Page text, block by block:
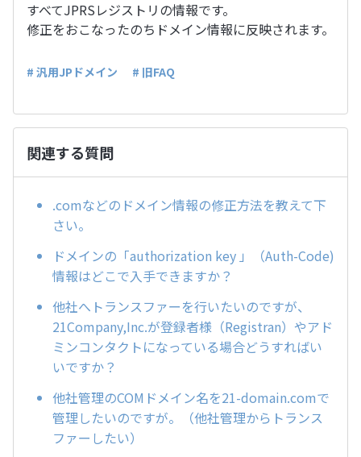
すべてJPRSレジストリの情報です。
修正をおこなったのちドメイン情報に反映されます。
# 汎用JPドメイン # 旧FAQ
関連する質問
.comなどのドメイン情報の修正方法を教えて下
さい。
ドメインの「authorization key 」（Auth-Code)
情報はどこで入手できますか？
他社へトランスファーを行いたいのですが、
21Company,Inc.が登録者様（Registran）やアド
ミンコンタクトになっている場合どうすればい
いですか？
他社管理のCOMドメイン名を21-domain.comで
管理したいのですが。（他社管理からトランス
ファーしたい）